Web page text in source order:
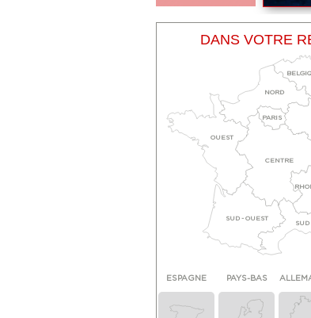
DANS VOTRE
NORD
OUEST
PARIS
SUD - OUEST
CENTRE
SUD
ESPAGNE PAYS-BAS